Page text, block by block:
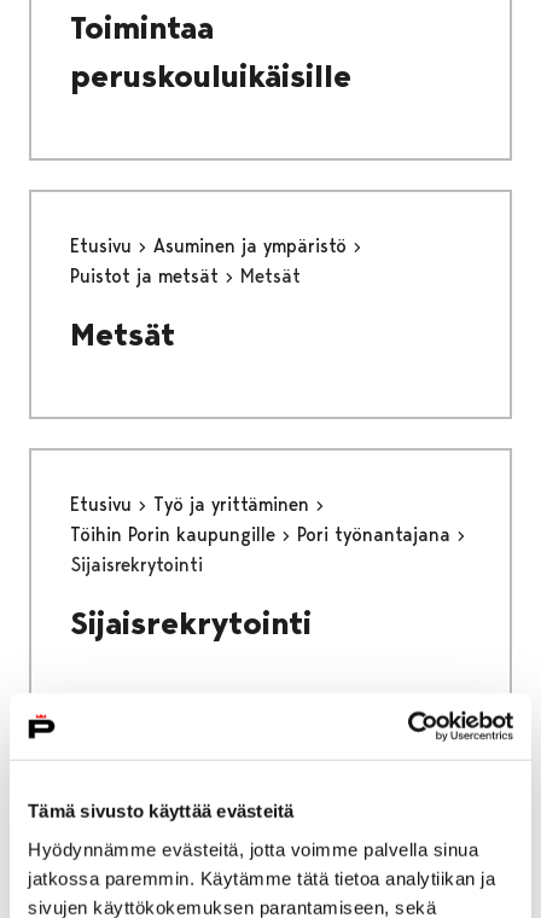
Tämä sivusto käyttää evästeitä
Hyödynnämme evästeitä, jotta voimme palvella sinua
jatkossa paremmin. Käytämme tätä tietoa analytiikan ja
sivujen käyttökokemuksen parantamiseen, sekä
Toimintaa
peruskouluikäisille
Etusivu
Asuminen ja ympäristö
Puistot ja metsät
Metsät
Metsät
Etusivu
Työ ja yrittäminen
Töihin Porin kaupungille
Pori työnantajana
Sijaisrekrytointi
Sijaisrekrytointi
Satakunnan Urheiluakatemia
Yhteystiedot